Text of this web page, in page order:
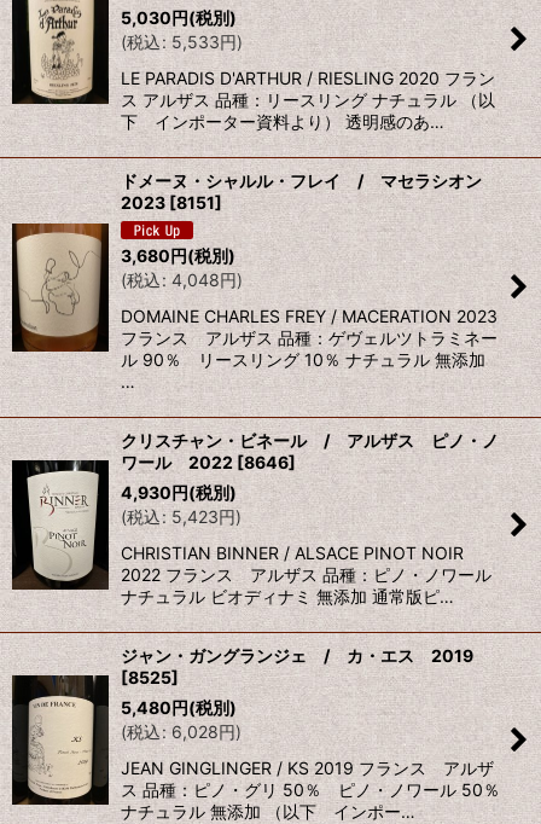
5,030円(税別)
(税込: 5,533円)
LE PARADIS D'ARTHUR / RIESLING 2020 フラン
ス アルザス 品種：リースリング ナチュラル （以
下 インポーター資料より） 透明感のあ…
ドメーヌ・シャルル・フレイ / マセラシオン
2023 [8151]
3,680円(税別)
(税込: 4,048円)
DOMAINE CHARLES FREY / MACERATION 2023
フランス アルザス 品種：ゲヴェルツトラミネー
ル 90％ リースリング 10％ ナチュラル 無添加
…
クリスチャン・ビネール / アルザス ピノ・ノ
ワール 2022 [8646]
4,930円(税別)
(税込: 5,423円)
CHRISTIAN BINNER / ALSACE PINOT NOIR
2022 フランス アルザス 品種：ピノ・ノワール
ナチュラル ビオディナミ 無添加 通常版ピ…
ジャン・ガングランジェ / カ・エス 2019
[8525]
5,480円(税別)
(税込: 6,028円)
JEAN GINGLINGER / KS 2019 フランス アルザ
ス 品種：ピノ・グリ 50％ ピノ・ノワール 50％
ナチュラル 無添加 （以下 インポー…